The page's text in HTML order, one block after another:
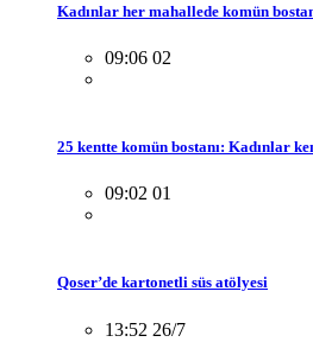
Kadınlar her mahallede komün
09:06 02
25 kentte komün bostanı: Kadınlar
09:02 01
Qoser’de kartonetli süs atölyesi
13:52 26/7